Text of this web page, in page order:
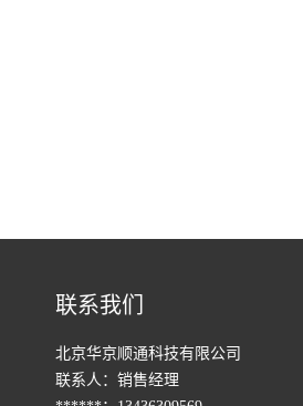
联系我们
北京华京顺通科技有限公司
联系人：销售经理